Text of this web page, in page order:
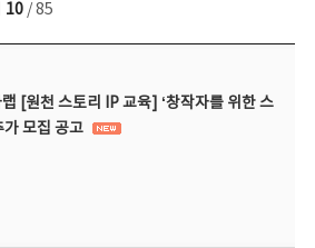
10/ 85
[원천 스토리 IP 교육] ‘창작자를 위한 스
가 모집 공고